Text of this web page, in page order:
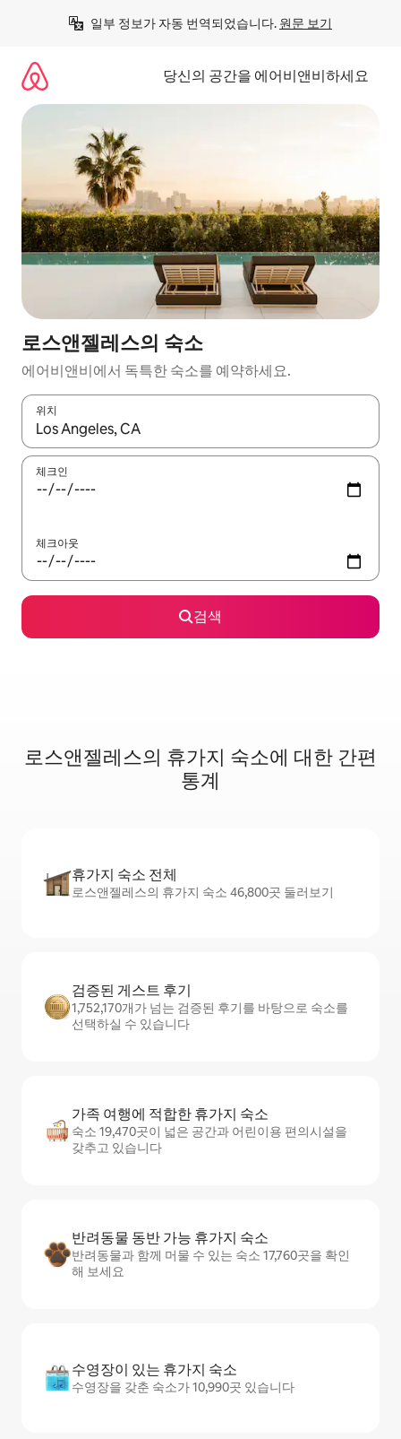
일부 정보가 자동 번역되었습니다. 원문 보기
당신의 공간을 에어비앤비하세요
로스앤젤레스의 숙소
에어비앤비에서 독특한 숙소를 예약하세요.
위치
결과가 나오면 위·아래 화살표 키를 사용하거나 터치 또는 스와이
체크인
체크아웃
검색
로스앤젤레스의 휴가지 숙소에 대한 간편
통계
휴가지 숙소 전체
로스앤젤레스의 휴가지 숙소 46,800곳 둘러보기
검증된 게스트 후기
1,752,170개가 넘는 검증된 후기를 바탕으로 숙소를
선택하실 수 있습니다
가족 여행에 적합한 휴가지 숙소
숙소 19,470곳이 넓은 공간과 어린이용 편의시설을
갖추고 있습니다
반려동물 동반 가능 휴가지 숙소
반려동물과 함께 머물 수 있는 숙소 17,760곳을 확인
해 보세요
수영장이 있는 휴가지 숙소
수영장을 갖춘 숙소가 10,990곳 있습니다